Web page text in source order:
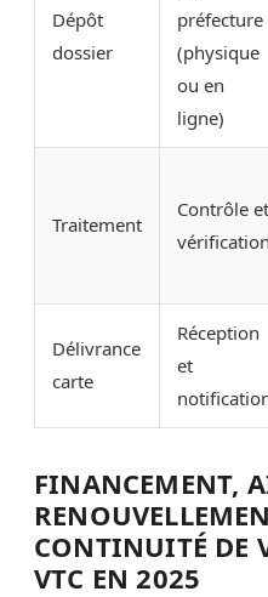
Dépôt
dossier
préfecture
(physique
ou en
ligne)
Traitement
Contrôle et
vérification
Délivrance
carte
Réception
et
FINANCEMENT,
CONTINUITÉ DE
VTC EN 2025